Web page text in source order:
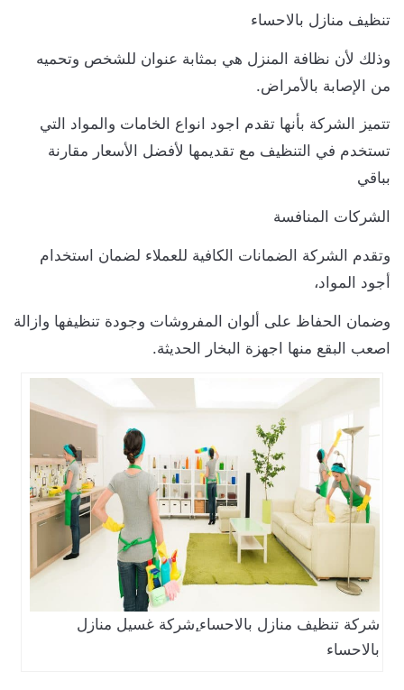
تنظيف منازل بالاحساء
وذلك لأن نظافة المنزل هي بمثابة عنوان للشخص وتحميه
من الإصابة بالأمراض.
تتميز الشركة بأنها تقدم اجود انواع الخامات والمواد التي
تستخدم في التنظيف مع تقديمها لأفضل الأسعار مقارنة
بباقي
الشركات المنافسة
وتقدم الشركة الضمانات الكافية للعملاء لضمان استخدام
أجود المواد،
وضمان الحفاظ على ألوان المفروشات وجودة تنظيفها وازالة
اصعب البقع منها اجهزة البخار الحديثة.
شركة تنظيف منازل بالاحساء,ِشركة غسيل منازل
بالاحساء